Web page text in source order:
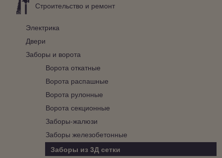
Строительство и ремонт
Электрика
Двери
Заборы и ворота
Ворота откатные
Ворота распашные
Ворота рулонные
Ворота секционные
Заборы-жалюзи
Заборы железобетонные
Заборы из 3Д сетки